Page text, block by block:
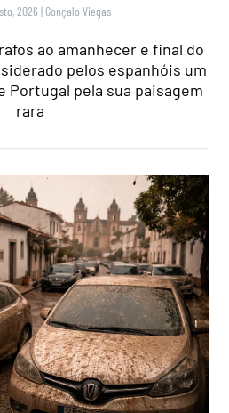
2026 | Gonçalo Viegas
ao amanhecer e final do
pelos espanhóis um
Portugal pela sua paisagem
rara